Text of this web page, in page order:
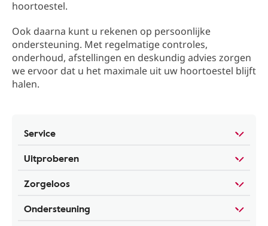
hoortoestel.
Ook daarna kunt u rekenen op persoonlijke
ondersteuning. Met regelmatige controles,
onderhoud, afstellingen en deskundig advies zorgen
we ervoor dat u het maximale uit uw hoortoestel blijft
halen.
Service
Uitproberen
Zorgeloos
Ondersteuning